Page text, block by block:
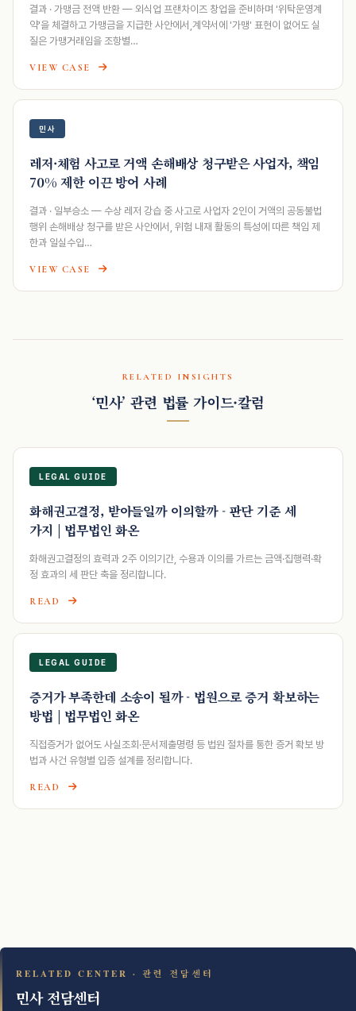
결과 · 가맹금 전액 반환 — 외식업 프랜차이즈 창업을 준비하며 '위탁운영계
약'을 체결하고 가맹금을 지급한 사안에서,계약서에 '가맹' 표현이 없어도 실
질은 가맹거래임을 조항별…
VIEW CASE
민사
레저·체험 사고로 거액 손해배상 청구받은 사업자, 책임
70% 제한 이끈 방어 사례
결과 · 일부승소 — 수상 레저 강습 중 사고로 사업자 2인이 거액의 공동불법
행위 손해배상 청구를 받은 사안에서, 위험 내재 활동의 특성에 따른 책임 제
한과 일실수입…
VIEW CASE
RELATED INSIGHTS
‘민사’ 관련 법률 가이드·칼럼
LEGAL GUIDE
화해권고결정, 받아들일까 이의할까 - 판단 기준 세
가지 | 법무법인 화온
화해권고결정의 효력과 2주 이의기간, 수용과 이의를 가르는 금액·집행력·확
정 효과의 세 판단 축을 정리합니다.
READ
LEGAL GUIDE
증거가 부족한데 소송이 될까 - 법원으로 증거 확보하는
방법 | 법무법인 화온
직접증거가 없어도 사실조회·문서제출명령 등 법원 절차를 통한 증거 확보 방
법과 사건 유형별 입증 설계를 정리합니다.
READ
RELATED CENTER · 관련 전담센터
민사 전담센터